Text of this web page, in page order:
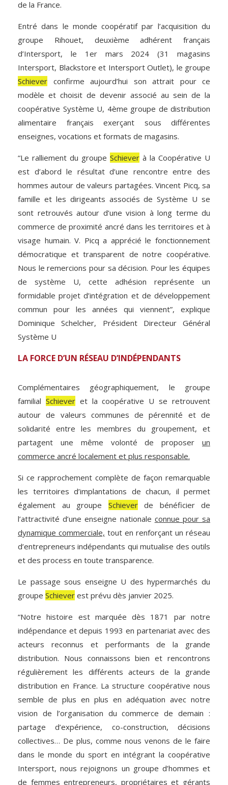
de la France.
Entré dans le monde coopératif par l’acquisition du
groupe Rihouet, deuxième adhérent français
d’Intersport, le 1er mars 2024 (31 magasins
Intersport, Blackstore et Intersport Outlet), le groupe
Schiever confirme aujourd’hui son attrait pour ce
modèle et choisit de devenir associé au sein de la
coopérative Système U, 4ème groupe de distribution
alimentaire français exerçant sous différentes
enseignes, vocations et formats de magasins.
“Le ralliement du groupe Schiever à la Coopérative U
est d’abord le résultat d’une rencontre entre des
hommes autour de valeurs partagées. Vincent Picq, sa
famille et les dirigeants associés de Système U se
sont retrouvés autour d’une vision à long terme du
commerce de proximité ancré dans les territoires et à
visage humain. V. Picq a apprécié le fonctionnement
démocratique et transparent de notre coopérative.
Nous le remercions pour sa décision. Pour les équipes
de système U, cette adhésion représente un
formidable projet d’intégration et de développement
commun pour les années qui viennent”, explique
Dominique Schelcher, Président Directeur Général
Système U
LA FORCE D’UN RÉSEAU D’INDÉPENDANTS
Complémentaires géographiquement, le groupe
familial Schieveret la coopérative U se retrouvent
autour de valeurs communes de pérennité et de
solidarité entre les membres du groupement, et
partagent une même volonté de proposer un
commerce ancré localement et plus responsable.
Si ce rapprochement complète de façon remarquable
les territoires d’implantations de chacun, il permet
également au groupe Schieverde bénéficier de
l’attractivité d’une enseigne nationale connue pour sa
dynamique commerciale, tout en renforçant un réseau
d’entrepreneurs indépendants qui mutualise des outils
et des process en toute transparence.
Le passage sous enseigne U des hypermarchés du
groupe Schiever est prévu dès janvier 2025.
“Notre histoire est marquée dès 1871 par notre
indépendance et depuis 1993 en partenariat avec des
acteurs reconnus et performants de la grande
distribution. Nous connaissons bien et rencontrons
régulièrement les différents acteurs de la grande
distribution en France. La structure coopérative nous
semble de plus en plus en adéquation avec notre
vision de l’organisation du commerce de demain :
partage d’expérience, co-construction, décisions
collectives… De plus, comme nous venons de le faire
dans le monde du sport en intégrant la coopérative
Intersport, nous rejoignons un groupe d’hommes et
de femmes entrepreneurs, propriétaires et gérants